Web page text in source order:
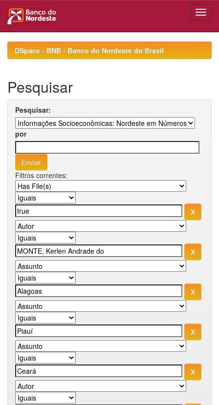
navigationDSpace - BNB - Banco do Nordeste do Brasil
Pesquisar
Pesquisar:
por
Filtros correntes: